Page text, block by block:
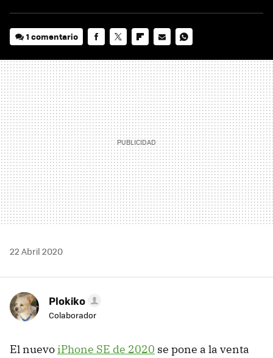
1 comentario
MAIL
22 Abril 2020
Plokiko
Colaborador
El nuevo iPhone SE de 2020 se pone a la venta